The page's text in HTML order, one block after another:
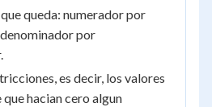
queda: numerador por
por
es decir, los valores
hacian cero algun